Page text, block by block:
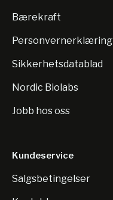
Bærekraft
Personvernerklæring
Sikkerhetsdatablad
Nordic Biolabs
Jobb hos oss
Kundeservice
Salgsbetingelser